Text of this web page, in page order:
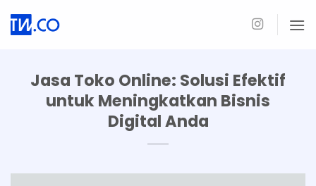
Jasa Toko Online: Solusi Efektif
untuk Meningkatkan Bisnis
Digital Anda